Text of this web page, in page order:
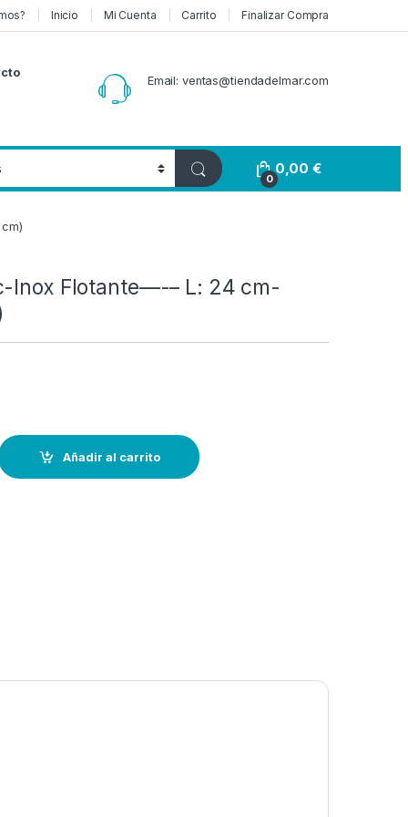
Inicio Mi Cuenta Carrito Finalizar Compra
Email: ventas@tiendadelmar.com
0
0,00€
Inox Flotante—-– L: 24 cm-
– L: 24 cm- (Hoja: 14 cm) quantity
Añadir al carrito